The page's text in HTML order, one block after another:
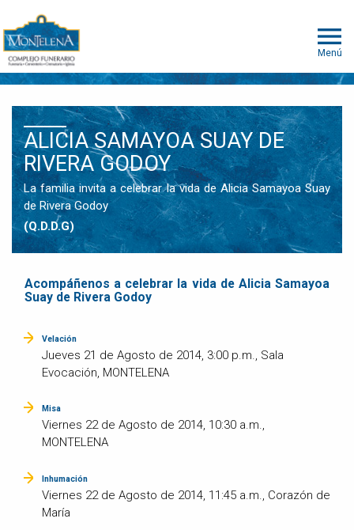
Menú
ALICIA SAMAYOA SUAY DE
RIVERA GODOY
La familia invita a celebrar la vida de Alicia Samayoa Suay
de Rivera Godoy
(Q.D.D.G)
Acompáñenos a celebrar la vida de Alicia Samayoa
Suay de Rivera Godoy
Velación
Jueves 21 de Agosto de 2014, 3:00 p.m., Sala
Evocación, MONTELENA
Misa
Viernes 22 de Agosto de 2014, 10:30 a.m.,
MONTELENA
Inhumación
Viernes 22 de Agosto de 2014, 11:45 a.m., Corazón de
María